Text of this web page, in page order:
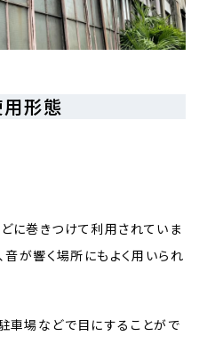
用形態
に巻きつけて利用されていま
音が響く場所にもよく用いられ
車場などで目にすることがで